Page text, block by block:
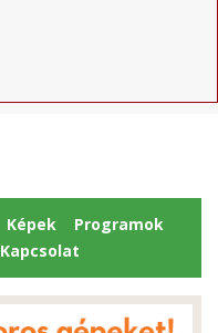
Képek
Programok
Kapcsolat